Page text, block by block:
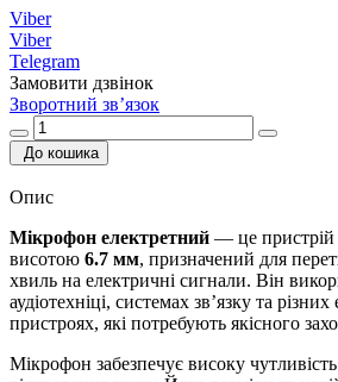
Viber
Viber
Telegram
Замовити дзвінок
Зворотний зв’язок
До кошика
Опис
Мікрофон електретний — це пристрій
висотою 6.7 мм, призначений для
хвиль на електричні сигнали. Він
аудіотехніці, системах зв’язку та
пристроях, які потребують якісного
Мікрофон забезпечує високу чутливість